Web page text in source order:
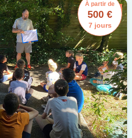
EXCLU WEB !
À partir de
500 €
7 jours